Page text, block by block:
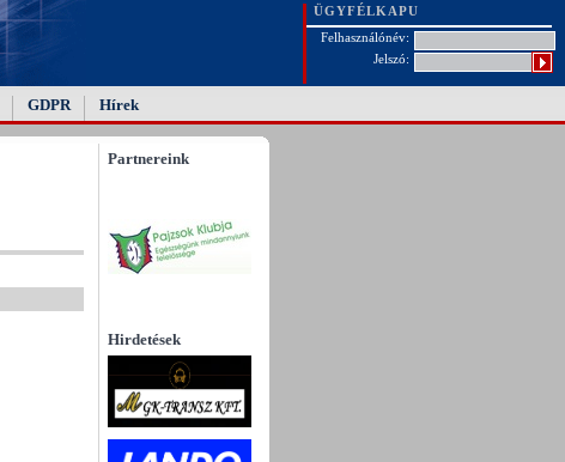
ÜGYFÉLKAPU
Felhasználónév:
Jelszó:
GDPR Hírek
Partnereink
Hirdetések